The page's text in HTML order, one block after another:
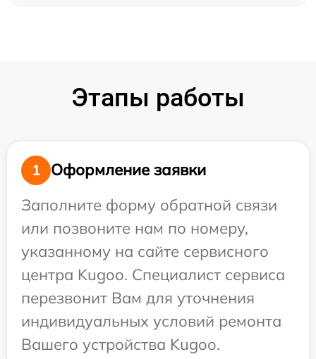
Этапы работы
1
Оформление заявки
Заполните форму обратной связи
или позвоните нам по номеру,
указанному на сайте сервисного
центра Kugoo. Специалист сервиса
перезвонит Вам для уточнения
индивидуальных условий ремонта
Вашего устройства Kugoo.